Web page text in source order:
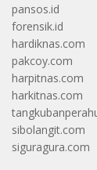
pansos.id
forensik.id
hardiknas.com
pakcoy.com
harpitnas.com
harkitnas.com
sibolangit.com
siguragura.com